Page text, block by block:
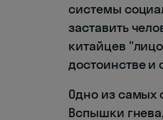
системы
заставить
китайцев
достоинстве и
Одно из самых
Вспышки